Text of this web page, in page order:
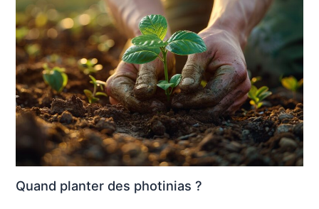
Quand planter des photinias ?